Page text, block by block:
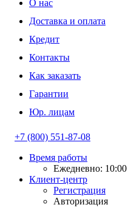
О нас
Доставка и оплата
Кредит
Контакты
Как заказать
Гарантии
Юр. лицам
+7 (800) 551-87-08
Время работы
Ежедневно:
Клиент-центр
Регистрация
Авторизация